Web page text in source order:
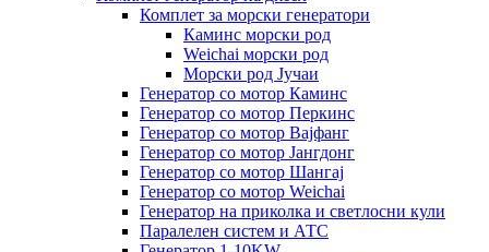
Комплет за морски генератори
Каминс морски род
Weichai морски род
Морски род Јучаи
Генератор со мотор Каминс
Генератор со мотор Перкинс
Генератор со мотор Вајфанг
Генератор со мотор Јангдонг
Генератор со мотор Шангај
Генератор со мотор Weichai
Генератор на приколка и светлосни кули
Паралелен систем и АТС